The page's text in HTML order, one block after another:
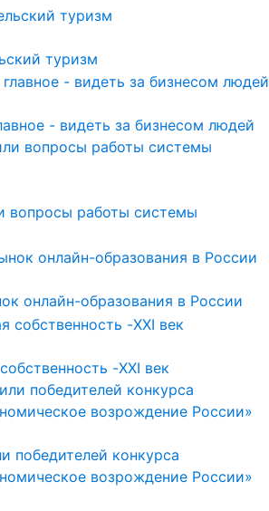
туризм
- видеть за бизнесом людей
вопросы работы системы
онлайн-образования в России
-XXI век
победителей конкурса
возрождение России»